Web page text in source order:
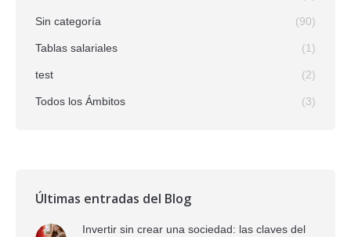
Sin categoría (90)
Tablas salariales (1)
test (2)
Todos los Ámbitos (3)
Últimas entradas del Blog
Invertir sin crear una sociedad: las claves del